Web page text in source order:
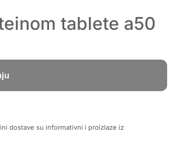
tablete a50
dostave su informativni i proizlaze iz